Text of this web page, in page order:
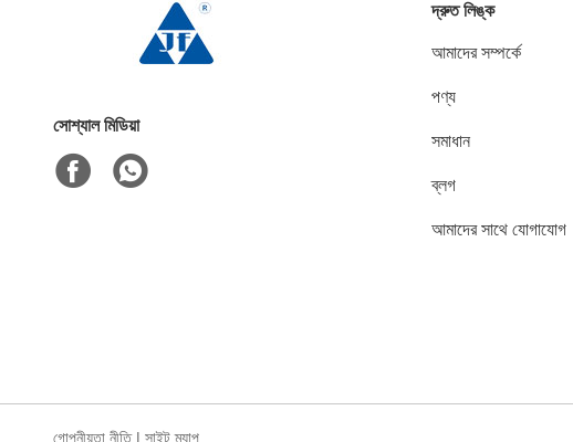
সোশ্যাল মিডিয়া
দ্রুত লিঙ্ক
আমাদের সম্পর্কে
পণ্য
সমাধান
ব্লগ
আমাদের সাথে যোগাযোগ
গোপনীয়তা নীতি| সাইট ম্যাপ